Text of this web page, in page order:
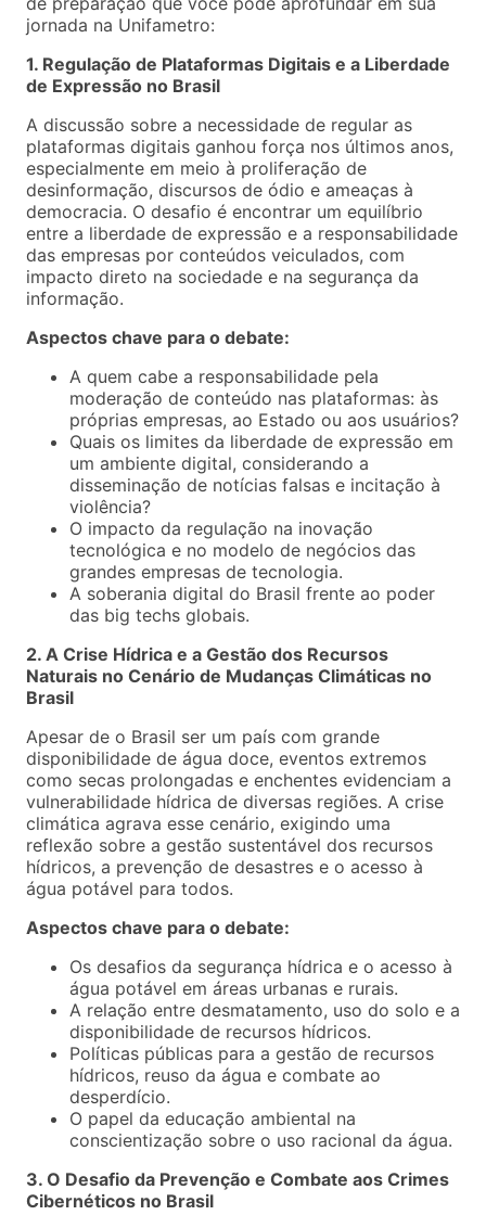
jornada na Unifametro:
1. Regulação de Plataformas Digitais e a Liberdade
de Expressão no Brasil
A discussão sobre a necessidade de regular as
plataformas digitais ganhou força nos últimos anos,
especialmente em meio à proliferação de
desinformação, discursos de ódio e ameaças à
democracia. O desafio é encontrar um equilíbrio
entre a liberdade de expressão e a responsabilidade
das empresas por conteúdos veiculados, com
impacto direto na sociedade e na segurança da
informação.
Aspectos chave para o debate:
A quem cabe a responsabilidade pela
moderação de conteúdo nas plataformas: às
próprias empresas, ao Estado ou aos usuários?
Quais os limites da liberdade de expressão em
um ambiente digital, considerando a
disseminação de notícias falsas e incitação à
violência?
O impacto da regulação na inovação
tecnológica e no modelo de negócios das
grandes empresas de tecnologia.
A soberania digital do Brasil frente ao poder
das big techs globais.
2. A Crise Hídrica e a Gestão dos Recursos
Naturais no Cenário de Mudanças Climáticas no
Brasil
Apesar de o Brasil ser um país com grande
disponibilidade de água doce, eventos extremos
como secas prolongadas e enchentes evidenciam a
vulnerabilidade hídrica de diversas regiões. A crise
climática agrava esse cenário, exigindo uma
reflexão sobre a gestão sustentável dos recursos
hídricos, a prevenção de desastres e o acesso à
água potável para todos.
Aspectos chave para o debate:
Os desafios da segurança hídrica e o acesso à
água potável em áreas urbanas e rurais.
A relação entre desmatamento, uso do solo e a
disponibilidade de recursos hídricos.
Políticas públicas para a gestão de recursos
hídricos, reuso da água e combate ao
desperdício.
O papel da educação ambiental na
conscientização sobre o uso racional da água.
3. O Desafio da Prevenção e Combate aos Crimes
Cibernéticos no Brasil